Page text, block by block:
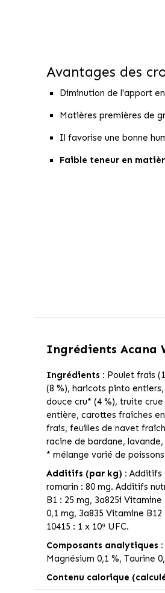
Avantages des
Diminution de l'apport
Matières premières de
Il favorise une bonne
Faible teneur en
Ingrédients Acana
Ingrédients : Poulet frais
(8 %), haricots pinto
douce cru* (4 %), truite
entière, carottes fraîches
frais, feuilles de navet
racine de bardane,
* mélange varié de
Additifs (par kg) : Additifs
romarin : 80 mg. Additifs
B1 : 25 mg, 3a825i
0,1 mg, 3a835 Vitamine
10415 : 1 x 10⁹ UFC.
Composants analytiques :
Magnésium 0,1 %, Taurine
Contenu calorique